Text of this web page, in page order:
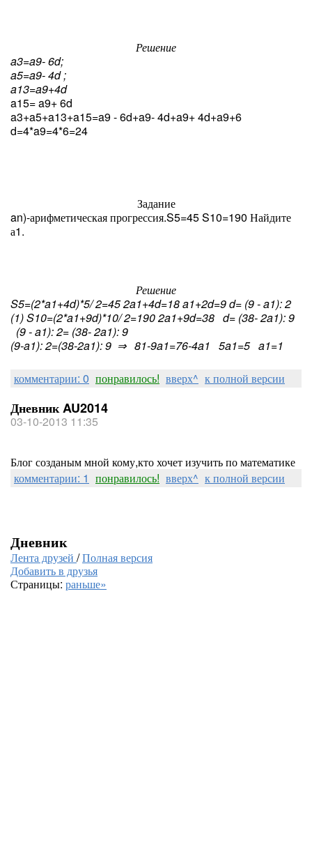
Решение
a3=a9- 6d;
a5=a9- 4d ;
a13=a9+4d
a15= a9+ 6d
a3+a5+a13+a15=a9- 6d+a9- 4d+a9+ 4d+a9+6
d=4*a9=4*6=24
Задание
an)-арифметическая прогрессия.S5=45 S10=190 Найдите
а1.
Решение
S5=(2*a1+4d)*5/ 2=45 2a1+4d=18 a1+2d=9 d= (9 - a1): 2
(1) S10=(2*a1+9d)*10/ 2=190 2a1+9d=38 d= (38- 2a1): 9
(9 - a1): 2= (38- 2a1): 9
(9-a1): 2=(38-2a1): 9 ⇒ 81-9a1=76-4a1 5a1=5 a1=1
комментарии: 0 понравилось! вверх^ к полной версии
Дневник AU2014
03-10-2013 11:35
Блог созданым мной кому,кто хочет изучить по математике
комментарии: 1 понравилось! вверх^ к полной версии
Дневник
Лента друзей /Полная версия
Добавить в друзья
Страницы: раньше»